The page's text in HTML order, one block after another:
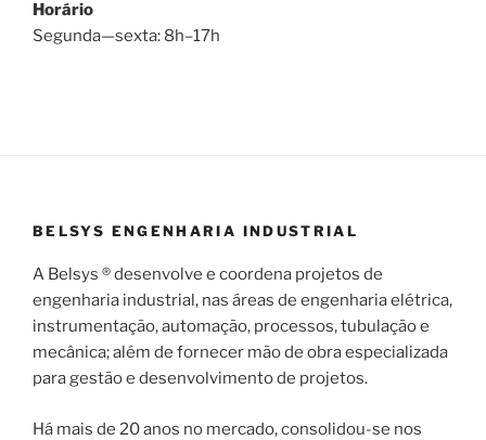
Horário
Segunda—sexta: 8h–17h
BELSYS ENGENHARIA INDUSTRIAL
A Belsys ® desenvolve e coordena projetos de
engenharia industrial, nas áreas de engenharia elétrica,
instrumentação, automação, processos, tubulação e
mecânica; além de fornecer mão de obra especializada
para gestão e desenvolvimento de projetos.
Há mais de 20 anos no mercado, consolidou-se nos